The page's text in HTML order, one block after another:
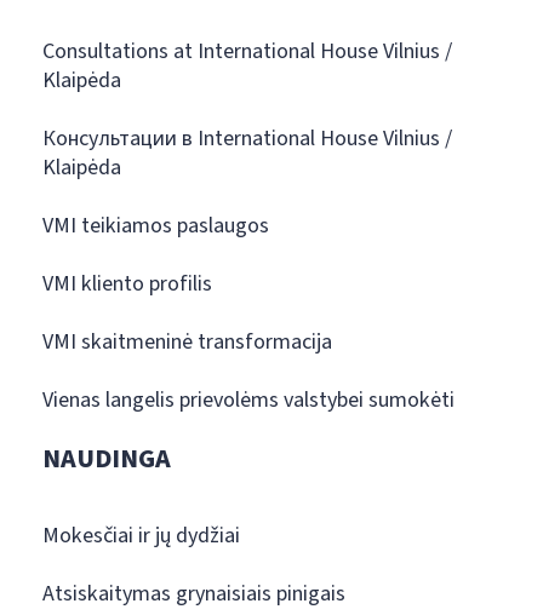
Consultations at International House Vilnius /
Klaipėda
Консультации в International House Vilnius /
Klaipėda
VMI teikiamos paslaugos
VMI kliento profilis
VMI skaitmeninė transformacija
Vienas langelis prievolėms valstybei sumokėti
NAUDINGA
Mokesčiai ir jų dydžiai
Atsiskaitymas grynaisiais pinigais